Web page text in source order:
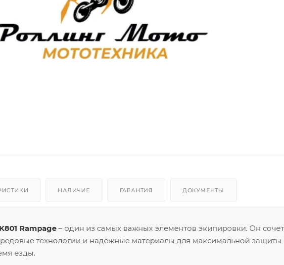
НАЛИЧИЕ ГАРАНТИЯ ДОКУМЕНТЫ
Rampage – один из самых важных элементов экипировки. Он
технологии и надёжные материалы для максимальной защиты
езды.